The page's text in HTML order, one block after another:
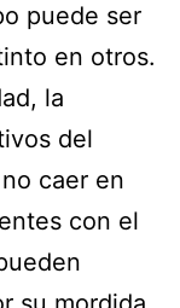
puede ser
en otros.
la
del
caer en
con el